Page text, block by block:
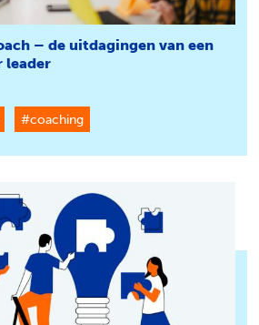
– de uitdagingen van een
leader
#coaching